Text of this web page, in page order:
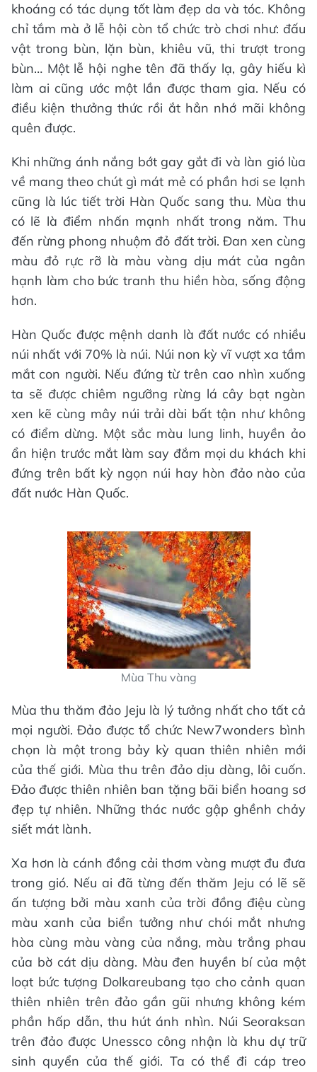
khoáng có tác dụng tốt làm đẹp da và tóc. Không
chỉ tắm mà ở lễ hội còn tổ chức trò chơi như: đấu
vật trong bùn, lặn bùn, khiêu vũ, thi trượt trong
bùn… Một lễ hội nghe tên đã thấy lạ, gây hiếu kì
làm ai cũng ước một lần được tham gia. Nếu có
điều kiện thưởng thức rồi ắt hẳn nhớ mãi không
quên được.
Khi những ánh nắng bớt gay gắt đi và làn gió lùa
về mang theo chút gì mát mẻ có phần hơi se lạnh
cũng là lúc tiết trời Hàn Quốc sang thu. Mùa thu
có lẽ là điểm nhấn mạnh nhất trong năm. Thu
đến rừng phong nhuộm đỏ đất trời. Đan xen cùng
màu đỏ rực rỡ là màu vàng dịu mát của ngân
hạnh làm cho bức tranh thu hiền hòa, sống động
hơn.
Hàn Quốc được mệnh danh là đất nước có nhiều
núi nhất với 70% là núi. Núi non kỳ vĩ vượt xa tầm
mắt con người. Nếu đứng từ trên cao nhìn xuống
ta sẽ được chiêm ngưỡng rừng lá cây bạt ngàn
xen kẽ cùng mây núi trải dài bất tận như không
có điểm dừng. Một sắc màu lung linh, huyền ảo
ẩn hiện trước mắt làm say đắm mọi du khách khi
đứng trên bất kỳ ngọn núi hay hòn đảo nào của
đất nước Hàn Quốc.
Mùa Thu vàng
Mùa thu thăm đảo Jeju là lý tưởng nhất cho tất cả
mọi người. Đảo được tổ chức New7wonders bình
chọn là một trong bảy kỳ quan thiên nhiên mới
của thế giới. Mùa thu trên đảo dịu dàng, lôi cuốn.
Đảo được thiên nhiên ban tặng bãi biển hoang sơ
đẹp tự nhiên. Những thác nước gập ghềnh chảy
siết mát lành.
Xa hơn là cánh đồng cải thơm vàng mượt đu đưa
trong gió. Nếu ai đã từng đến thăm Jeju có lẽ sẽ
ấn tượng bởi màu xanh của trời đồng điệu cùng
màu xanh của biển tưởng như chói mắt nhưng
hòa cùng màu vàng của nắng, màu trắng phau
của bờ cát dịu dàng. Màu đen huyền bí của một
loạt bức tượng Dolkareubang tạo cho cảnh quan
thiên nhiên trên đảo gần gũi nhưng không kém
phần hấp dẫn, thu hút ánh nhìn. Núi Seoraksan
trên đảo được Unessco công nhận là khu dự trữ
sinh quyển của thế giới. Ta có thể đi cáp treo